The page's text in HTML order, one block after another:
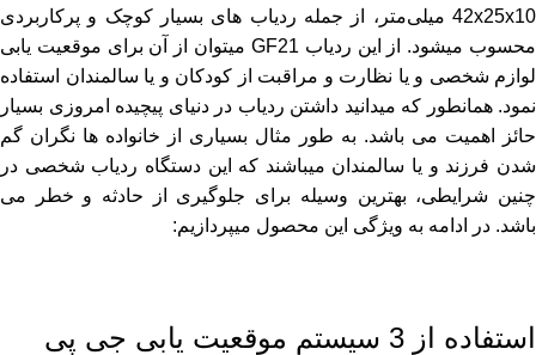
42x25x10 میلی‌متر، از جمله ردیاب های بسیار کوچک و پرکاربردی
محسوب میشود. از این ردیاب GF21 میتوان از آن برای موقعیت یابی
لوازم شخصی و یا نظارت و مراقبت از کودکان و یا سالمندان استفاده
نمود. همانطور که میدانید داشتن ردیاب در دنیای پیچیده امروزی بسیار
حائز اهمیت می باشد. به طور مثال بسیاری از خانواده ها نگران گم
شدن فرزند و یا سالمندان میباشند که این دستگاه ردیاب شخصی در
چنین شرایطی، بهترین وسیله برای جلوگیری از حادثه و خطر می
باشد. در ادامه به ویژگی این محصول میپردازیم:
استفاده از 3 سیستم موقعیت یابی جی پی